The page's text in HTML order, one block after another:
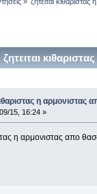
η αρμονιστας
15, 16:24 »
η αρμονιστας απο